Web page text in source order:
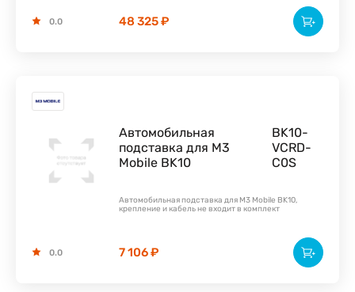
48 325 ₽
0.0
Автомобильная
подставка для M3
Mobile BK10
BK10-
VCRD-
C0S
Автомобильная подставка для M3 Mobile BK10,
крепление и кабель не входит в комплект
7 106 ₽
0.0